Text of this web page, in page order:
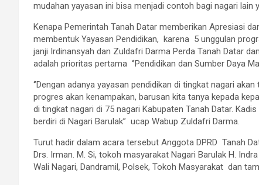
mudahan yayasan ini bisa menjadi contoh bagi nagari lain
Kenapa Pemerintah Tanah Datar memberikan Apresiasi
membentuk Yayasan Pendidikan, karena 5 unggulan
janji Irdinansyah dan Zuldafri Darma Perda Tanah Datar
adalah prioritas pertama ‘’Pendidikan dan Sumber Daya
‘’Dengan adanya yayasan pendidikan di tingkat nagari
progres akan kenampakan, barusan kita tanya kepada
di tingkat nagari di 75 nagari Kabupaten Tanah Datar.
berdiri di Nagari Barulak” ucap Wabup Zuldafri Darma.
Turut hadir dalam acara tersebut Anggota DPRD Tanah
Drs. Irman. M. Si, tokoh masyarakat Nagari Barulak H.
Wali Nagari, Dandramil, Polsek, Tokoh Masyarakat dan